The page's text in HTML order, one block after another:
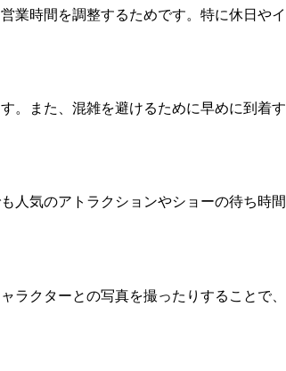
業時間を調整するためです。特に休日やイ
。また、混雑を避けるために早めに到着す
人気のアトラクションやショーの待ち時間
ラクターとの写真を撮ったりすることで、